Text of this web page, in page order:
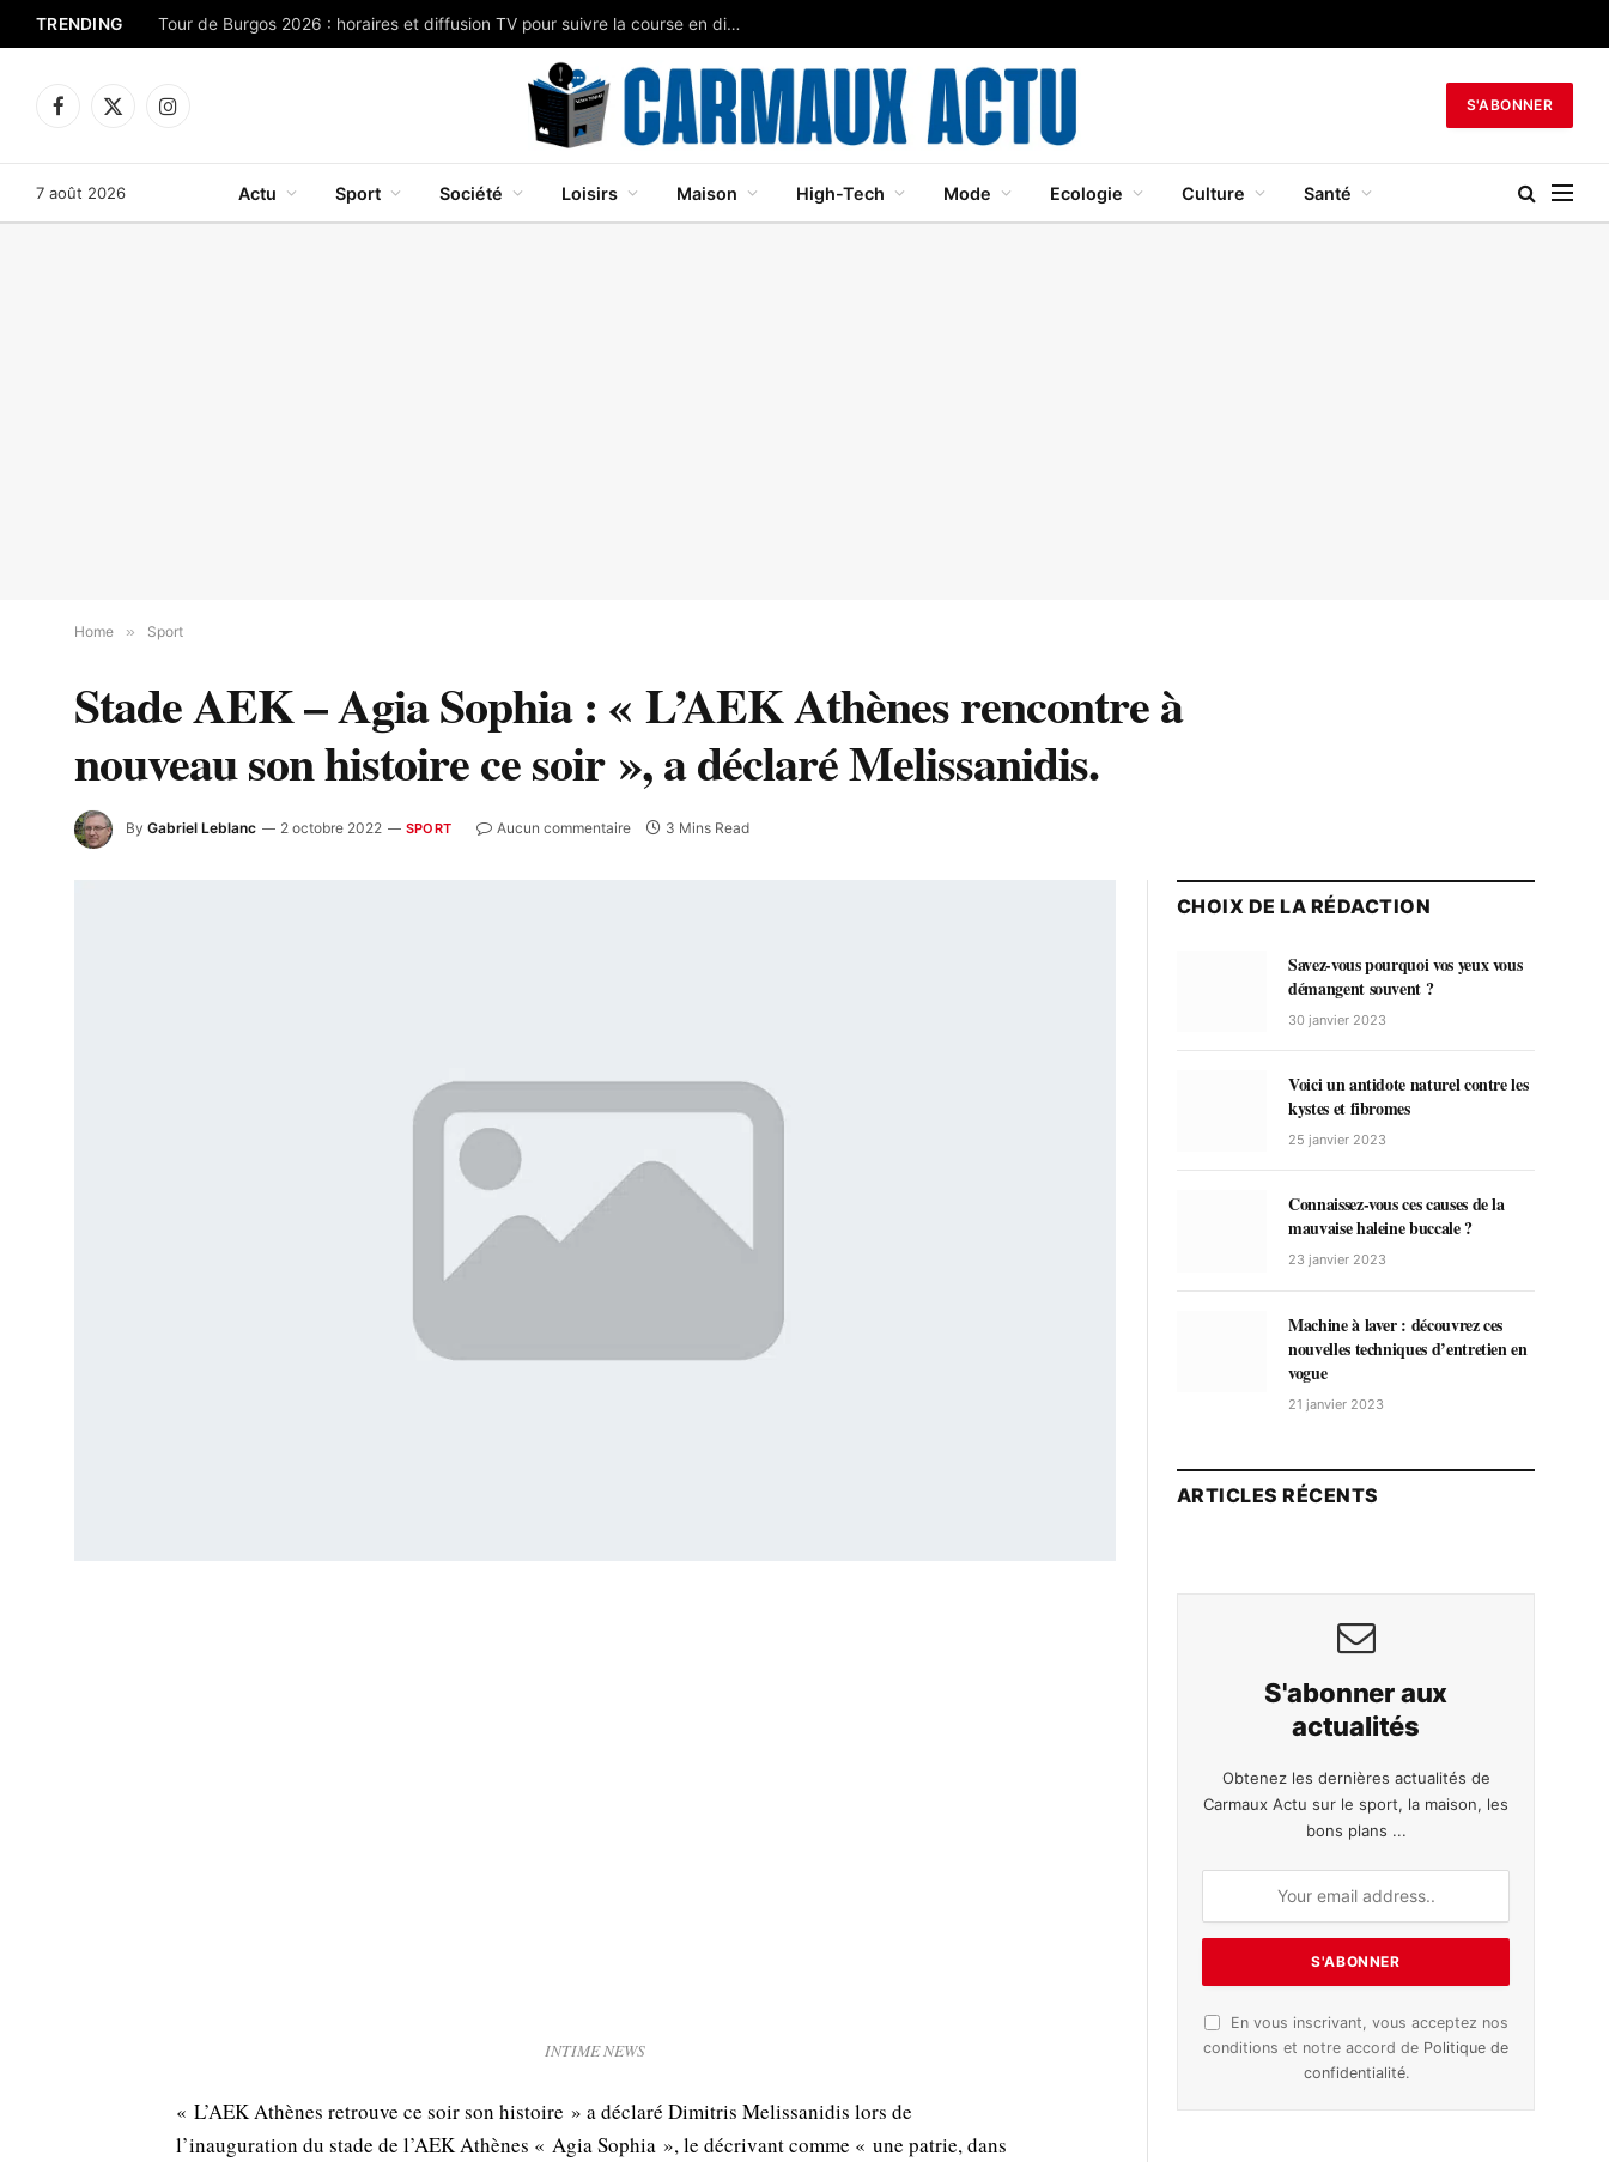
TRENDING Tour de Burgos 2026 : horaires et diffusion TV pour suivre la course en direct
Facebook
X
Instagram
S'ABONNER
7 août 2026 Actu Sport Société Loisirs Maison High-Tech Mode Ecologie Culture Santé
Home » Sport
Stade AEK – Agia Sophia : « L’AEK Athènes rencontre à
nouveau son histoire ce soir », a déclaré Melissanidis.
By Gabriel Leblanc 2 octobre 2022 SPORT Aucun commentaire 3 Mins Read
INTIME NEWS
« L’AEK Athènes retrouve ce soir son histoire » a déclaré Dimitris Melissanidis lors de
l’inauguration du stade de l’AEK Athènes « Agia Sophia », le décrivant comme « une patrie, dans
CHOIX DE LA RÉDACTION
Savez-vous pourquoi vos yeux vous
démangent souvent ?
30 janvier 2023
Voici un antidote naturel contre les
kystes et fibromes
25 janvier 2023
Connaissez-vous ces causes de la
mauvaise haleine buccale ?
23 janvier 2023
Machine à laver : découvrez ces
nouvelles techniques d’entretien en
vogue
21 janvier 2023
ARTICLES RÉCENTS
S'abonner aux
actualités
Obtenez les dernières actualités de
Carmaux Actu sur le sport, la maison, les
bons plans ...
En vous inscrivant, vous acceptez nos
conditions et notre accord de Politique de
confidentialité.